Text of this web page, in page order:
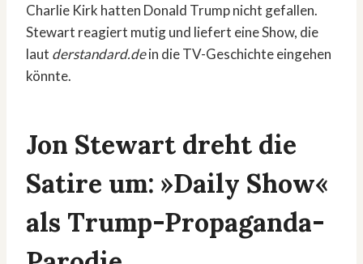
Charlie Kirk hatten Donald Trump nicht gefallen.
Stewart reagiert mutig und liefert eine Show, die
laut derstandard.dein die TV-Geschichte eingehen
könnte.
Jon Stewart dreht die
Satire um: »Daily Show«
als Trump-Propaganda-